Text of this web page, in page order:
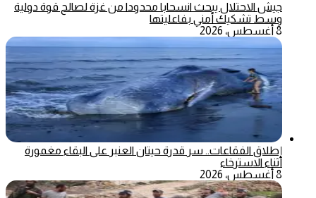
جيش الاحتلال يبحث انسحابا محدودا من غزة لصالح قوة دولية
وسط تشكيك أمني بفاعليتها
8 أغسطس، 2026
إطلاق الفقاعات.. سر قدرة حيتان العنبر على البقاء مغمورة
أثناء الاسترخاء
8 أغسطس، 2026